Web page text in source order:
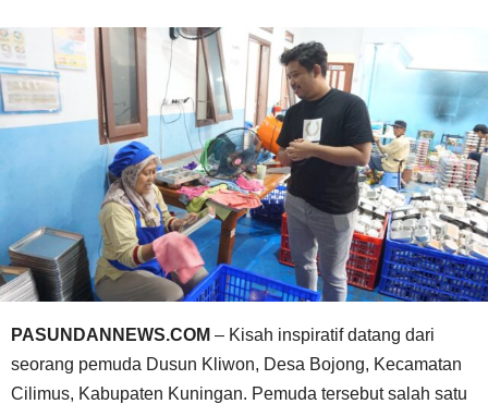
PASUNDANNEWS.COM – Kisah inspiratif datang dari
seorang pemuda Dusun Kliwon, Desa Bojong, Kecamatan
Cilimus, Kabupaten Kuningan. Pemuda tersebut salah satu